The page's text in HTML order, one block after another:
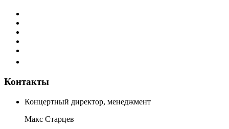
Контакты
Концертный директор, менеджмент
Макс Старцев